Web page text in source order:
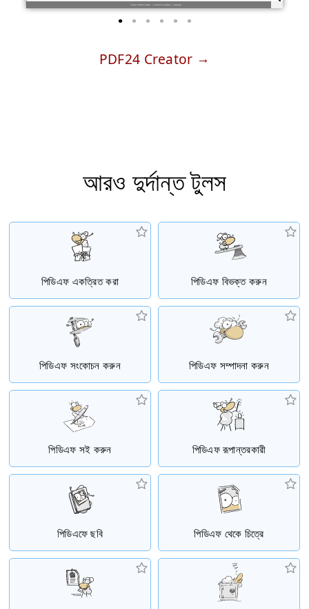
PDF24 Creator
আরও দুর্দান্ত টুলস
পিডিএফ একত্রিত করা পিডিএফ বিভক্ত করুন
পিডিএফ সংকোচন করুন পিডিএফ সম্পাদনা করুন
পিডিএফ সই করুন পিডিএফ রূপান্তরকারী
পিডিএফে ছবি পিডিএফ থেকে চিত্রে